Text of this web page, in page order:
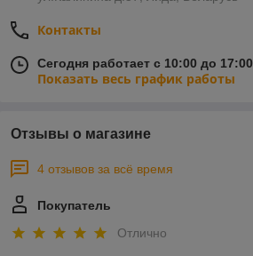
Контакты
Сегодня работает с 10:00 до 17:00
Показать весь график работы
Отзывы о магазине
4 отзывов за всё время
Покупатель
Отлично